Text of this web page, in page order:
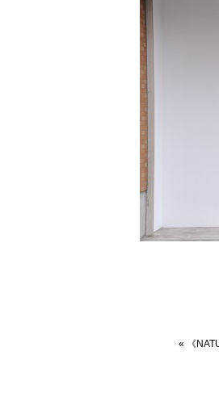
« 《